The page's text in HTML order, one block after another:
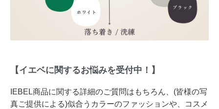
【イエベに関するお悩みを受付中！】
IEBEL商品に関する詳細のご質問はもちろん、(皆様の写
真ご提供による)似合うカラーのファッションや、コスメ